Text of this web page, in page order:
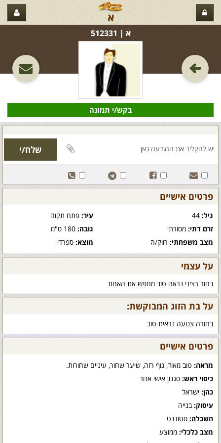
א
א‏ | 512331
בקש/י תמונה
פרטים אישיים
גיל: עיר:פתח תקוה
זרם דתי: מסורתי גובה:180 ס"מ
מצב משפחתי: רווק/ה מוצא:ספרדי
על עצמי
בחור רציני נראה טוב מחפש את האחת
על בת הזוג המבוקשת:
בחורה צנועה נראית טוב
פרטים אישיים
מראה: טוב מאוד, גוף רזה, שיער שחור, עיניים שחורות.
כיסוי ראש: סגנון אישי אחר
כהן: ישראל
עיסוק: בנייה
השכלה: סטודנט
מצב כלכלי: ממוצע